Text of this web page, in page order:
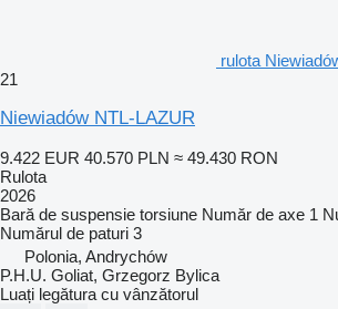
rulota
21
Niewiadów NTL-LAZUR
9.422 EUR 40.570 PLN ≈ 49.430 RON
Rulota
2026
Bară de suspensie torsiune Număr de axe 1
Numărul de paturi 3
Polonia, Andrychów
P.H.U. Goliat, Grzegorz Bylica
Luați legătura cu vânzătorul